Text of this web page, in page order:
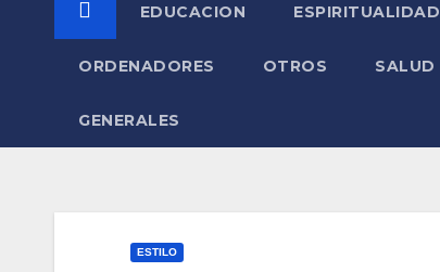
EDUCACION ESPIRITUALIDAD
ORDENADORES OTROS SALUD
GENERALES
ESTILO